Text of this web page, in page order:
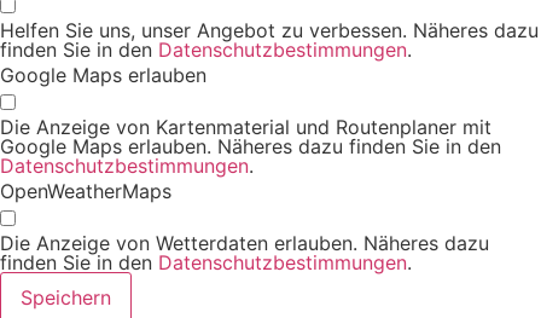
Helfen Sie uns, unser Angebot zu verbessen. Näheres dazu
finden Sie in den Datenschutzbestimmungen.
Google Maps erlauben
Die Anzeige von Kartenmaterial und Routenplaner mit
Google Maps erlauben. Näheres dazu finden Sie in den
Datenschutzbestimmungen.
OpenWeatherMaps
Die Anzeige von Wetterdaten erlauben. Näheres dazu
finden Sie in den Datenschutzbestimmungen.
Speichern